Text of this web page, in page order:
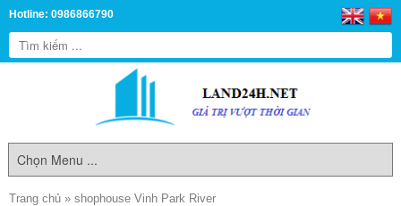
Hotline: 0986866790
Trang chủ » shophouse Vinh Park River